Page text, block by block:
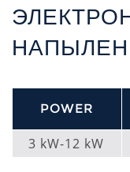
POWER
3 kW-12 kW